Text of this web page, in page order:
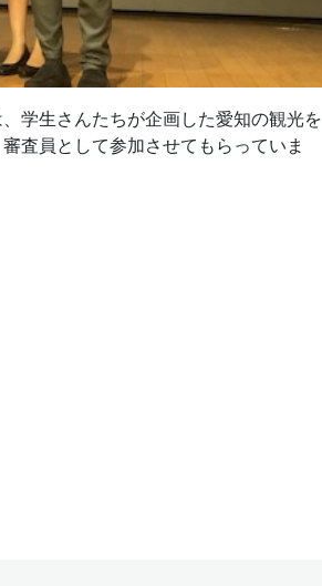
学生さんたちが企画した愛知の観光を
査員として参加させてもらっていま